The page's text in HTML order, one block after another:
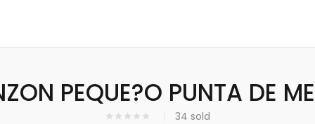
PEQUE?O PUNTA DE
34 sold